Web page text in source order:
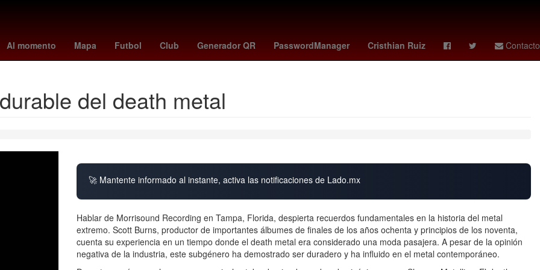
Al momento Mapa Futbol Club Generador QR PasswordManager Cristhian Ruiz Contacto
friburgo vs. dortmund independiente del valle - barcelona sc genoa - inter nac breda genoa vs inter chiefs - chargers
del death metal
🚀 Mantente informado al instante, activa las notificaciones de Lado.mx
Hablar de Morrisound Recording en Tampa, Florida, despierta recuerdos fundamentales en la historia del metal
extremo. Scott Burns, productor de importantes álbumes de finales de los años ochenta y principios de los noventa,
cuenta su experiencia en un tiempo donde el death metal era considerado una moda pasajera. A pesar de la opinión
negativa de la industria, este subgénero ha demostrado ser duradero y ha influido en el metal contemporáneo.